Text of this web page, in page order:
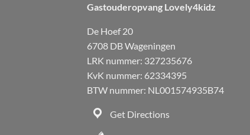
Gastouderopvang Lovely4kidz
De Hoef 20
6708 DB Wageningen
LRK nummer: 327235676
KvK nummer: 62334395
BTW nummer: NL001574935B74
Get Directions